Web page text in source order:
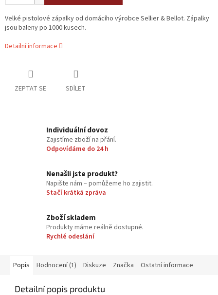
Velké pistolové zápalky od domácího výrobce Sellier & Bellot. Zápalky
jsou baleny po 1000 kusech.
Detailní informace
ZEPTAT SE SDÍLET
Individuální dovoz
Zajistíme zboží na přání.
Odpovídáme do 24 h
Nenašli jste produkt?
Napište nám – pomůžeme ho zajistit.
Stačí krátká zpráva
Zboží skladem
Produkty máme reálně dostupné.
Rychlé odeslání
Popis Hodnocení (1) Diskuze Značka Ostatní informace
Detailní popis produktu